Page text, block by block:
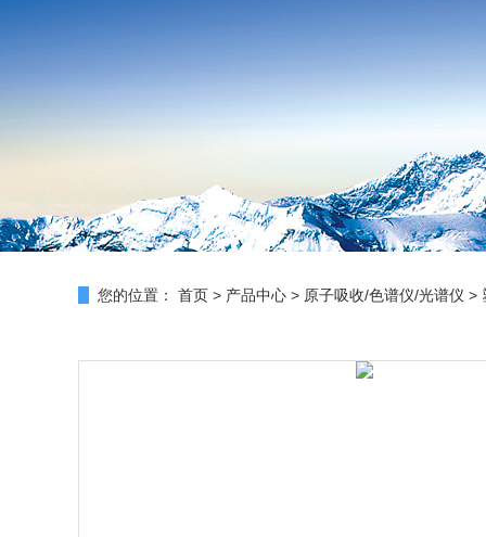
您的位置： 首页 > 产品中心 > 原子吸收/色谱仪/光谱仪 >